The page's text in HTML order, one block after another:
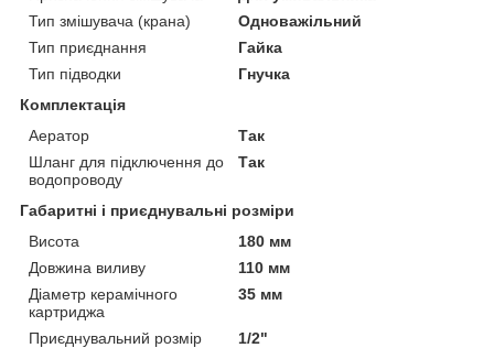
Тип змішувача (крана)
Одноважільний
Тип приєднання
Гайка
Тип підводки
Гнучка
Комплектація
Аератор
Так
Шланг для підключення до
водопроводу
Так
Габаритні і приєднувальні розміри
Висота
180 мм
Довжина виливу
110 мм
Діаметр керамічного
картриджа
35 мм
Приєднувальний розмір 1/2"